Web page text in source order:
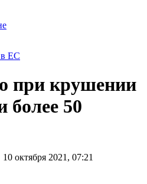
ЕС
при крушении
более 50
октября 2021, 07:21